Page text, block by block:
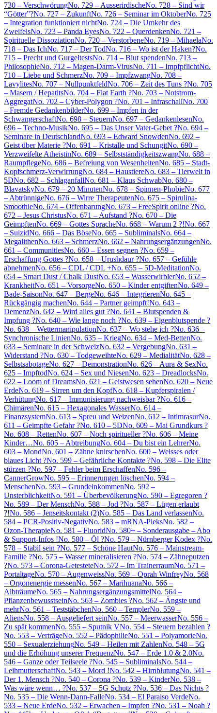
730 – VerschwörungNo. 729 – AusserirdischeNo. 728 – Sind wir
“Götter”?No. 727 – ZukunftNo. 726 – Seminar im OktoberNo. 725
– Integration funktioniert nichtNo. 724 – Die Umkehr des
ZweifelsNo. 723 – Panda EyesNo. 722 – QuerdenkenNo. 721 –
Spirituelle DissoziationNo. 720 – VerstorbeneNo. 719 – MihaelaNo.
718 – Das IchNo. 717 – Der TodNo. 716 – Wo ist der Haken?No.
715 – Precht und GurgeltestsNo. 714 – Blut spendenNo. 713 –
PhilosophieNo. 712 – Magen-Darm-VirusNo. 711 – ImpfpflichtNo.
710 – Liebe und SchmerzNo. 709 – ImpfzwangNo. 708 –
LavylitesNo. 707 – NullpunktfeldNo. 706 – Zeit des Tuns ?No. 705
– Masern / HepatitsNo. 704 – Flat Earth ?No. 703 – Notstrom-
AggregatNo. 702 – Cyber-Polygon ?No. 701 – InfraschallNo. 700
– Fremde GedankenbilderNo. 699 – Impfen in der
SchwangerschaftNo. 698 – SteuernNo. 697 – GedankenlesenNo.
696 – Techno-MusikNo. 695 – Das Unser Vater-Gebet ?No. 694 –
Seminare in DeutschlandNo. 693 – Edward SnowdenNo. 692 –
Geist über Materie ?No. 691 – Kristalle und SchungitNo. 690 –
Verzweifelte AtheistinNo. 689 – SelbstständigkeitszwangNo. 688 –
RaumpflegeNo. 686 – Befreiung von WesenheitenNo. 685 – Stadt-
Kopfschmerz-VerwirrungNo. 684 – HaustiereNo. 683 – Tierwelt in
5DNo. 682 – SchlaganfallNo. 681 – Klaus SchwabNo. 680 –
BlavatskyNo. 679 – 20 MinutenNo. 678 – Spinnen-PhobieNo. 677
– AbtrünnigeNo. 676 – Wirre TherapeutenNo. 675 – Spirulina-
SmoothieNo. 674 – OffenbarungNo. 673 – FreeSpirit online ?No.
672 – Jesus ChristusNo. 671 – Aufstand ?No. 670 – Die
GeimpftenNo. 669 – Gottes SpracheNo. 668 – Warum 2 ?!No. 667
– SuizidNo. 666 – Das BöseNo. 665 – SubliminalsNo. 664 –
MegalithenNo. 663 – SchmerzNo. 662 – NahrungsergänzungenNo.
661 – CommunitiesNo. 660 – Essen segnen ?No. 659 –
Erschaffung Gottes ?No. 658 – Urushdaur ?No. 657 – Gefühle
abnehmenNo. 656 – CDL / CDL +No. 655 – 5D-MeditationNo.
654 – Smart Dust / Chalk DustNo. 653 – WasserwirblerNo. 652 –
KrankheitNo. 651 – VorsorgeNo. 650 – Kinder entgiftenNo. 649 –
Bade-SaisonNo. 647 – BergeNo. 646 – IntegrierenNo. 645 –
Rückgängig machenNo. 644 – Partner geimpft!No. 643 –
DemenzNo. 642 – Wird alles gut ?No. 641 – Blutspenden &
Impfung ?No. 640 – Wie lange noch ?No. 639 – Eigenblutspende ?
No. 638 – WettermanipulationNo. 637 – Wo stehe ich ?No. 636 –
Synchronische LinienNo. 635 – KriegNo. 634 – Med-BettenNo.
633 – Seminare in der SchweizNo. 632 – VergebungNo. 631 –
Widerstand ?No. 630 – TodgeweihteNo. 629 – MedialitätNo. 628 –
SelbstsabotageNo. 627 – DemonstrationNo. 626 – Aura & SexNo.
625 – ImpftodNo. 624 – Sex und NiesenNo. 623 – DreadlocksNo.
622 – Loom of DreamsNo. 621 – Geistwesen sehenNo. 620 – Neue
ErdeNo. 619 – Sirren um den KopfNo. 618 – Kupferspiralen /
VerhütungNo. 617 – Immunisierung nachweisbar ?No. 616 –
ChimärenNo. 615 – Hexagonales WasserNo. 614 –
FinanzsystemNo. 613 – Spreu und WeizenNo. 612 – IntimrasurNo.
611 – Geimpfte Gefahr ?No. 610 – 5DNo. 609 – Mai Grundkurs ?
No. 608 – RettenNo. 607 – Noch spiritueller ?No. 606 – Meine
Kinder…No. 605 – AbtreibungNo. 604 – Du bist ein LehrerNo.
603 – MondNo. 601 – Zähne knirschenNo. 600 – Weisses oder
blaues Licht ?No. 599 – Gefährliche Kontakte ?No. 598 – Die Elite
stürzen ?No. 597 – Fehler beim ErschaffenNo. 596 –
CannerGrowNo. 595 – Erinnerungen löschenNo. 594 –
MenschenNo. 593 – GrundeinkommenNo. 592 –
UnsterblichkeitNo. 591 – ÜberbevölkerungNo. 590 – Egregoren ?
No. 589 – Der MenschNo. 588 – Jod ?No. 587 – Lügen erlaubt
?!No. 586 – Jenseitskontakt (2)No. 585 – Das Land verlassenNo.
584 – PCR-Positiv-NegativNo. 583 – mRNA-PieksNo. 582 –
Ozon-TherapieNo. 581 – FluoridNo. 580+ – Sonderausgabe – Abo
& Support-Infos !No. 580 – Öl ?No. 579 – Nürnberger Kodex ?No.
578 – Stabil sein ?No. 577 – Schöne HautNo. 576 – Mainstream-
Familie ?No. 575 – Wasser mineralisieren ?No. 574 – Zähneputzen
?No. 573 – Corona-GetesteteNo. 572 – Im TrainerraumNo. 571 –
PortaltageNo. 570 – AugenweissNo. 569 – Oprah WinfreyNo. 568
– Orgonenergie messenNo. 567 – MarihuanaNo. 566 –
AlbträumeNo. 565 – NahrungsergänzungsmittelNo. 564 –
PflanzenbewusstseinNo. 563 – Zombies ?No. 562 – Ängste und
mehrNo. 561 – TeststäbchenNo. 560 – TemplerNo. 559 –
AliensNo. 558 – Ausgeliefert seinNo. 557 – MeerwasserNo. 556 –
Zu spät kommenNo. 555 – Sputnik VNo. 554 – Steuern bezahlen ?
No. 553 – VerträgeNo. 552 – PädophilieNo. 551 – PolyamorieNo.
550 – SexualerziehungNo. 549 – Heilen mit ZahlenNo. 548 – 5G
und die Erhöhung unserer FrequenzNo. 547 – Erde 1.0 & 2.0No.
546 – Ganze oder Teilseele ?No. 545 – SubliminalsNo. 544 –
LeihmutterschaftNo. 543 – Mord !No. 542 – HirnblutungNo. 541 –
Der 1. Mensch ?No. 540 – Corona ?No. 539 – KinderNo. 538 –
Was wäre wenn… ?No. 537 – 5G Schutz ?No. 536 – Das Nichts ?
No. 535 – Die Wenn-Dann-FalleNo. 534 – El Paraiso VerdeNo.
533 – Neue ErdeNo. 532 – Erwachen – Impfen ?No. 531 – Noah ?